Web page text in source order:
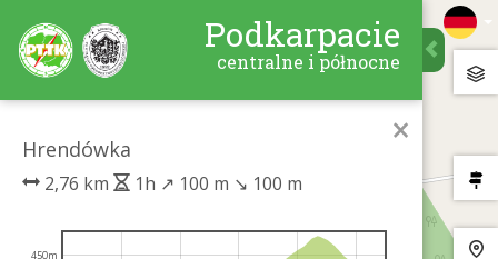
Podkarpacie
centralne i północne
×
Hrendówka
2,76 km 1h ↗ 100 m ↘ 100 m
450m